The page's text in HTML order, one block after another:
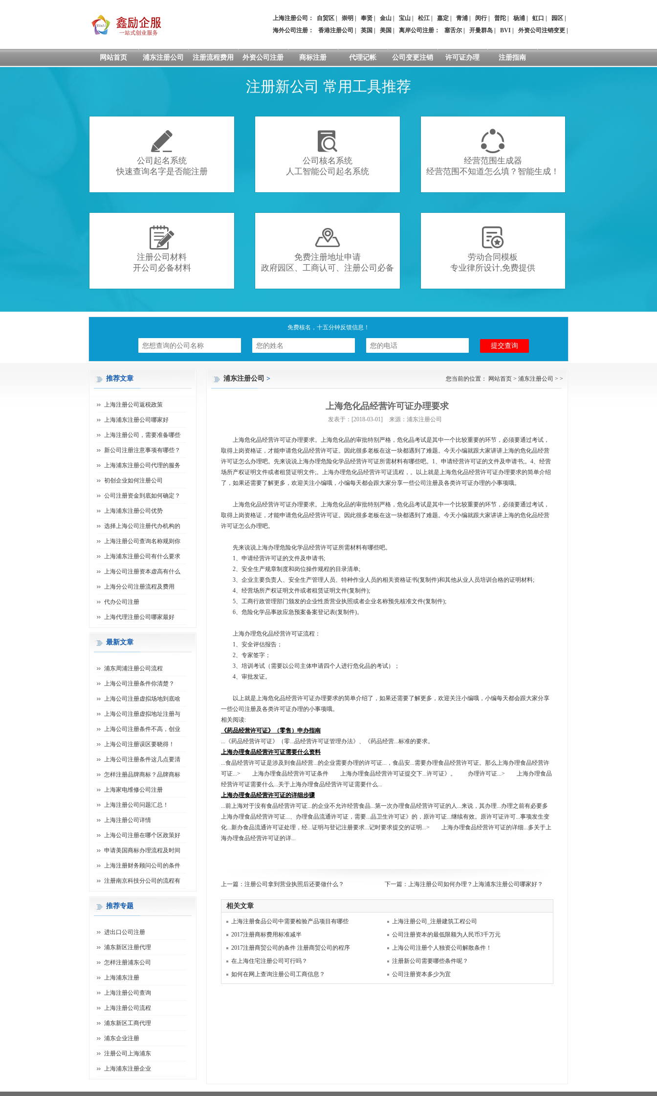
上海注册公司： 自贸区 崇明 奉贤 金山 宝山 松江 嘉定 青浦 闵行| 普陀 杨浦 虹口 园区
海外公司注册：
香港注册公司 英国 美国 离岸公司注册 ： 塞舌尔 开曼群岛 BVI 外资公司注销变更
网站首页 浦东注册公司 注册流程费用 外资公司注册 商标注册 代理记帐 公司变更注销 许可证办理 注册指南
注册新公司 常用工具推荐

公司起名系统
快速查询名字是否能注册

公司核名系统
人工智能公司起名系统

经营范围生成器
经营范围不知道怎么填？智能生成！

注册公司材料
开公司必备材料

免费注册地址申请
政府园区、工商认可、注册公司必备

劳动合同模板
专业律所设计,免费提供
免费核名，十五分钟反馈信息！
浦东注册公司 > 您当前的位置： 网站首页 > 浦东注册公司 > >
上海危化品经营许可证办理要求
发表于：[2018-03-01] 来源：浦东注册公司
上海危化品经营许可证办理要求。上海危化品的审批特别严格，危化品考试是其中一个比较重要的环节，必须要通过考试，
取得上岗资格证，才能申请危化品经营许可证。因此很多老板在这一块都遇到了难题。今天小编就跟大家讲讲上海的危化品经营
许可证怎么办理吧。先来说说上海办理危险化学品经营许可证所需材料有哪些吧。1、申请经营许可证的文件及申请书;。4、经营
场所产权证明文件或者租赁证明文件;。上海办理危化品经营许可证流程，。以上就是上海危化品经营许可证办理要求的简单介绍
了，如果还需要了解更多，欢迎关注小编哦，小编每天都会跟大家分享一些公司注册及各类许可证办理的小事项哦。
上海危化品经营许可证办理要求。上海危化品的审批特别严格，危化品考试是其中一个比较重要的环节，必须要通过考试，
取得上岗资格证，才能申请危化品经营许可证。因此很多老板在这一块都遇到了难题。今天小编就跟大家讲讲上海的危化品经营
许可证怎么办理吧。
先来说说上海办理危险化学品经营许可证所需材料有哪些吧。
1、申请经营许可证的文件及申请书;
2、安全生产规章制度和岗位操作规程的目录清单;
3、企业主要负责人、安全生产管理人员、特种作业人员的相关资格证书(复制件)和其他从业人员培训合格的证明材料;
4、经营场所产权证明文件或者租赁证明文件(复制件);
5、工商行政管理部门颁发的企业性质营业执照或者企业名称预先核准文件(复制件);
6、危险化学品事故应急预案备案登记表(复制件)。
上海办理危化品经营许可证流程：
1、安全评估报告；
2、专家签字；
3、培训考试（需要以公司主体申请四个人进行危化品的考试）；
4、审批发证。
以上就是上海危化品经营许可证办理要求的简单介绍了，如果还需要了解更多，欢迎关注小编哦，小编每天都会跟大家分享
一些公司注册及各类许可证办理的小事项哦。
相关阅读:
《药品经营许可证》（零售）申办指南
...《药品经营许可证》（零...品经营许可证管理办法》、《药品经营...标准的要求。
上海办理食品经营许可证需要什么资料
...食品经营许可证是涉及到食品经营...的企业需要办理的许可证...，食品安...需要办理食品经营许可证。那么上海办理食品经营许
可证...> 上海办理食品经营许可证条件 上海办理食品经营许可证提交下...许可证》。 办理许可证...> 上海办理食品
经营许可证需要什么...关于上海办理食品经营许可证需要什么...
上海办理食品经营许可证的详细步骤
...前上海对于没有食品经营许可证...的企业不允许经营食品...第一次办理食品经营许可证的人...来说，其办理...办理之前有必要多
上海办理食品经营许可证...、办理食品流通许可证，需要...品卫生许可证》的，原许可证...继续有效。原许可证许可...事项发生变
化...新办食品流通许可证处理，经...证明与登记注册要求...记时要求提交的证明...> 上海办理食品经营许可证的详细...多关于上
海办理食品经营许可证的详...
上一篇： 注册公司拿到营业执照后还要做什么？ 下一篇： 上海注册公司如何办理？上海浦东注册公司哪家好？
相关文章
上海注册食品公司中需要检验产品项目有哪些
上海注册公司_注册建筑工程公司
2017注册商标费用标准减半
公司注册资本的最低限额为人民币3千万元
2017注册商贸公司的条件 注册商贸公司的程序
上海公司注册个人独资公司解散条件！
在上海住宅注册公司可行吗？
注册新公司需要哪些条件呢？
如何在网上查询注册公司工商信息？
公司注册资本多少为宜
推荐文章
上海注册公司返税政策
上海浦东注册公司哪家好
上海注册公司，需要准备哪些
新公司注册注意事项有哪些？
上海浦东注册公司代理的服务
初创企业如何注册公司
公司注册资金到底如何确定？
上海浦东注册公司优势
选择上海公司注册代办机构的
上海注册公司查询名称规则你
上海浦东注册公司有什么要求
上海公司注册资本虚高有什么
上海分公司注册流程及费用
代办公司注册
上海代理注册公司哪家最好
最新文章
浦东周浦注册公司流程
上海公司注册条件你清楚？
上海公司注册虚拟场地到底啥
上海公司注册虚拟地址注册与
上海公司注册条件不高，创业
上海公司注册误区要晓得！
上海公司注册条件这几点要清
怎样注册品牌商标？品牌商标
上海家电维修公司注册
上海注册公司问题汇总！
上海注册公司详情
上海公司注册在哪个区政策好
申请美国商标办理流程及时间
上海注册财务顾问公司的条件
注册南京科技分公司的流程有
推荐专题
进出口公司注册
浦东新区注册代理
怎样注册浦东公司
上海浦东注册
上海注册公司查询
上海注册公司流程
浦东新区工商代理
浦东企业注册
注册公司上海浦东
上海浦东注册企业